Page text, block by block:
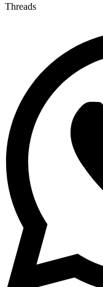
Threads